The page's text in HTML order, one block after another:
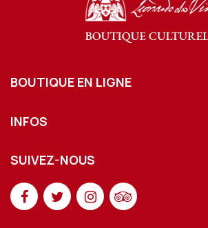
BOUTIQUE EN LIGNE
INFOS
SUIVEZ-NOUS